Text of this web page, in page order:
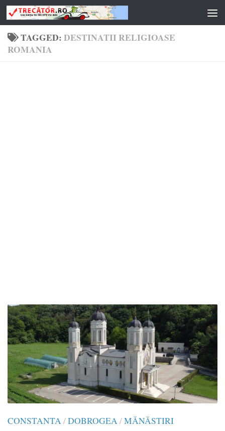
Skip to content
TAGGED:DESTINATII RELIGIOASE
ROMANIA
CONSTANTA/DOBROGEA/MĂNĂSTIRI